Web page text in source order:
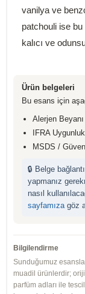
vanilya ve
patchouli ise
kalıcı ve
Ürün belgeleri
Bu esans için
Alerjen
IFRA
MSDS /
🔒 Belge
yapmanız
nasıl
sayfamızagöz
Bilgilendirme
Sunduğumuz
muadil ürünlerdir;
parfüm adları ile